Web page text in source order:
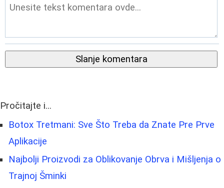
Slanje komentara
Pročitajte i...
Botox Tretmani: Sve Što Treba da Znate Pre Prve
Aplikacije
Najbolji Proizvodi za Oblikovanje Obrva i Mišljenja o
Trajnoj Šminki